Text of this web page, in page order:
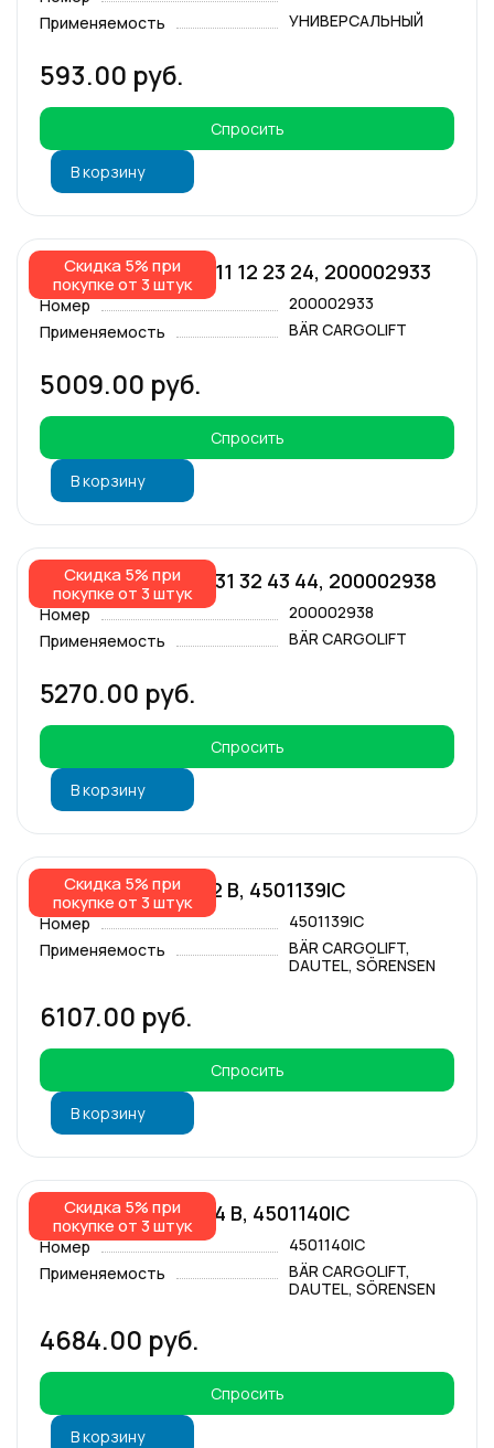
Применяемость
УНИВЕРСАЛЬНЫЙ
593.00 руб.
Спросить
В корзину
Скидка 5% при
покупке от 3 штук
Контактный блок 11 12 23 24, 200002933
Номер
200002933
Применяемость
BÄR CARGOLIFT
5009.00 руб.
Спросить
В корзину
Скидка 5% при
покупке от 3 штук
Контактный блок 31 32 43 44, 200002938
Номер
200002938
Применяемость
BÄR CARGOLIFT
5270.00 руб.
Спросить
В корзину
Скидка 5% при
покупке от 3 штук
Моторное реле 12 В, 4501139IC
Номер
4501139IC
Применяемость
BÄR CARGOLIFT,
DAUTEL, SÖRENSEN
6107.00 руб.
Спросить
В корзину
Скидка 5% при
покупке от 3 штук
Моторное реле 24 В, 4501140IC
Номер
4501140IC
Применяемость
BÄR CARGOLIFT,
DAUTEL, SÖRENSEN
4684.00 руб.
Спросить
В корзину